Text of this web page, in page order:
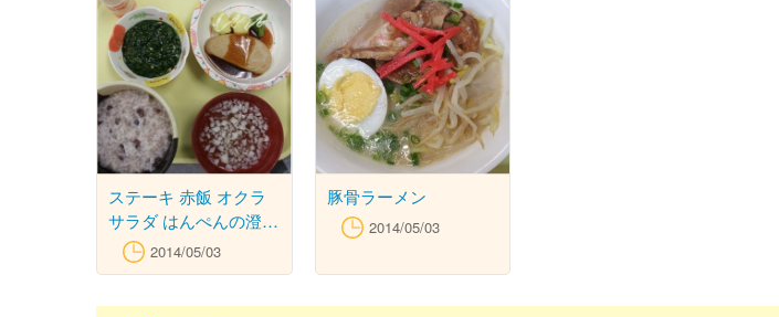
ステーキ 赤飯 オクラ
サラダ はんぺんの澄ま
し
2014/05/03
豚骨ラーメン
2014/05/03